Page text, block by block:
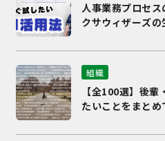
人事業務プロセ
クサウィザーズの
組織
【全100選】後
たいことをまとめ